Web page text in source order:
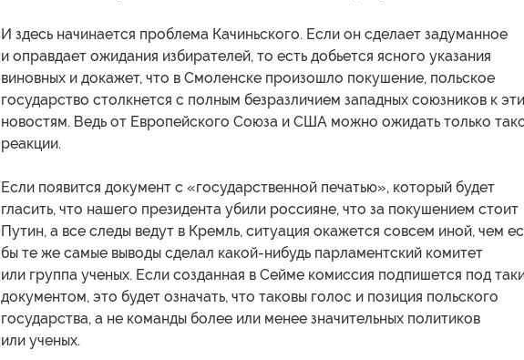
И здесь начинается проблема Качиньского. Если он сделает задуманное
и оправдает ожидания избирателей, то есть добьется ясного указания
виновных и докажет, что в Смоленске произошло покушение, польское
государство столкнется с полным безразличием западных союзников к
новостям. Ведь от Европейского Союза и США можно ожидать только
реакции.
Если появится документ с «государственной печатью», который будет
гласить, что нашего президента убили россияне, что за покушением стоит
Путин, а все следы ведут в Кремль, ситуация окажется совсем иной, чем
бы те же самые выводы сделал какой-нибудь парламентский комитет
или группа ученых. Если созданная в Сейме комиссия подпишется под
документом, это будет означать, что таковы голос и позиция польского
государства, а не команды более или менее значительных политиков
или ученых.